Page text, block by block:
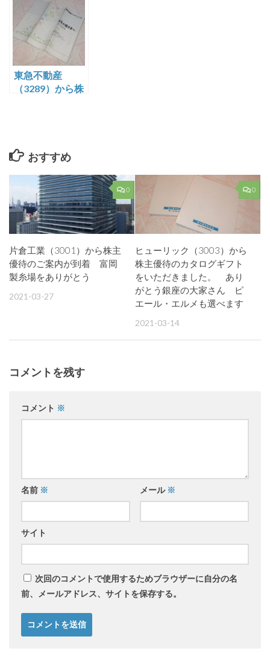
東急不動産
（3289）から株
おすすめ
0
片倉工業（3001）から株主
優待のご案内が到着 富岡
製糸場をありがとう
2021-03-27
0
ヒューリック（3003）から
株主優待のカタログギフト
をいただきました。 あり
がとう銀座の大家さん ピ
エール・エルメも選べます
2021-03-14
コメントを残す
コメント ※
名前 ※ メール ※
サイト
次回のコメントで使用するためブラウザーに自分の名
前、メールアドレス、サイトを保存する。